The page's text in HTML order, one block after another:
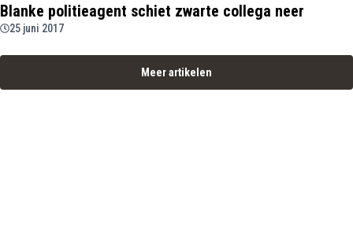
Blanke politieagent schiet zwarte collega neer
25 juni 2017
Meer artikelen